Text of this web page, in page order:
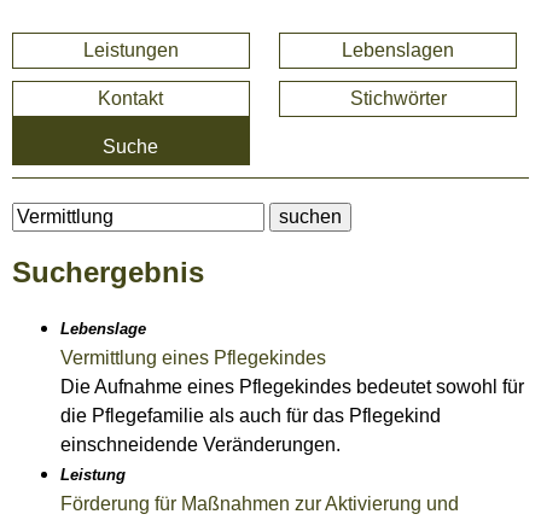
Leistungen Lebenslagen
Kontakt Stichwörter
Suche
Suchergebnis
Lebenslage
Vermittlung eines Pflegekindes
Die Aufnahme eines Pflegekindes bedeutet sowohl für
die Pflegefamilie als auch für das Pflegekind
einschneidende Veränderungen.
Leistung
Förderung für Maßnahmen zur Aktivierung und